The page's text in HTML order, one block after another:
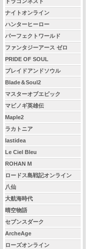
ナイトオンライン
ハンターヒーロー
パーフェクトワールド
ファンタジーアース ゼロ
PRIDE OF SOUL
ブレイドアンドソウル
Blade＆Soul2
マスターオブエピック
マビノギ英雄伝
Maple2
ラカトニア
lastidea
Le Ciel Bleu
ROHAN M
ロードス島戦記オンライン
八仙
大航海時代
晴空物語
セブンスダーク
ArcheAge
ローズオンライン